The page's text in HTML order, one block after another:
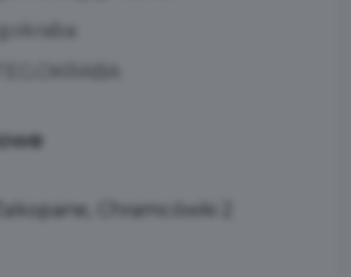
Chramcówki 2